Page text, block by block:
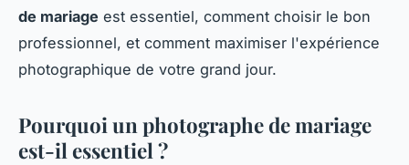
de mariage est essentiel, comment choisir le bon
professionnel, et comment maximiser l'expérience
photographique de votre grand jour.
Pourquoi un photographe de mariage
est-il essentiel ?